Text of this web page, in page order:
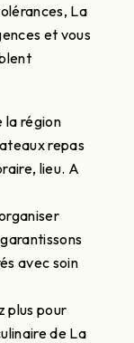
La
et vous
la région
repas
lieu. A
avec soin
plus pour
de La